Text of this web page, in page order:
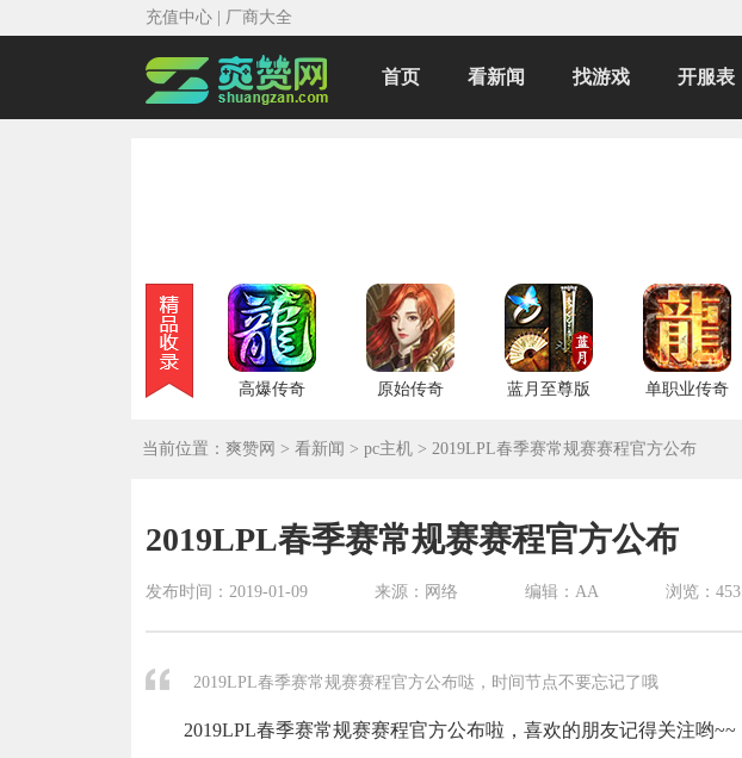
充值中心 厂商大全
首页 看新闻 找游戏 开服表
高爆传奇 原始传奇 蓝月至尊版 单职业传奇
当前位置： 爽赞网 > 看新闻 > pc主机 > 2019LPL春季赛常规赛赛程官方公布
2019LPL春季赛常规赛赛程官方公布
发布时间： 2019-01-09 来源：网络 编辑：AA 浏览： 453
2019LPL春季赛常规赛赛程官方公布哒，时间节点不要忘记了哦
2019LPL春季赛常规赛赛程官方公布啦，喜欢的朋友记得关注哟~~